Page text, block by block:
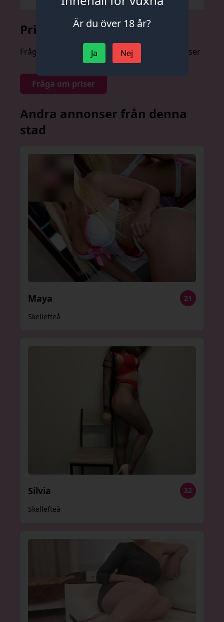
Prislista
Fråga om priser anonymt och utan förpliktelser
Fråga om priser
Andra annonser från denna
stad
Maya
21
Skellefteå
Silvia
32
Skellefteå
Är du över 18 år?
Ja Nej